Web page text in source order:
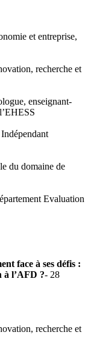
et entreprise,
recherche et
enseignant-
du domaine de
Evaluation
face à ses défis :
à l’AFD ?- 28
recherche et